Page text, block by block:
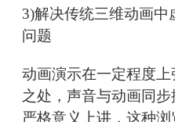
3)解决传统三维动画
问题
动画演示在一定程度
之处，声音与动画同
严格意义上讲，这种